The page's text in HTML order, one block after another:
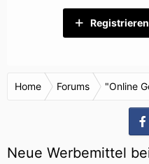
Registrieren
Home Forums "Online
Neue Werbemittel